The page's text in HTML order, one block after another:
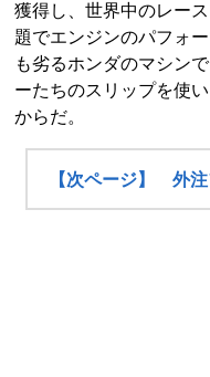
獲得し、世界中のレー
題でエンジンのパフォ
も劣るホンダのマシン
ーたちのスリップを使
からだ。
【次ページ】 外